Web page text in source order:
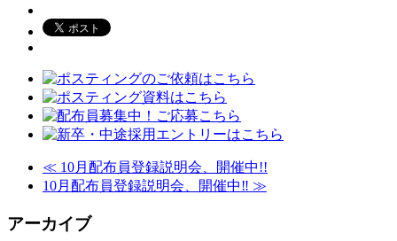
≪ 10月配布員登録説明会、開催中!!
10月配布員登録説明会、開催中‼ ≫
アーカイブ